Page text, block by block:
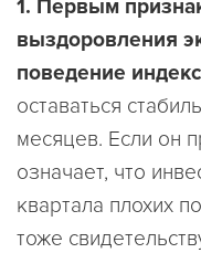
1. Первым
выздоровления
поведение
оставаться
месяцев. Если он
означает, что
квартала плохих
тоже